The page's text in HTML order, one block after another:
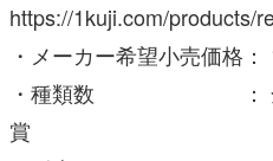
https://1kuji.com/products/
・メーカー希望小売価格
・種類数 ： 全8等
賞